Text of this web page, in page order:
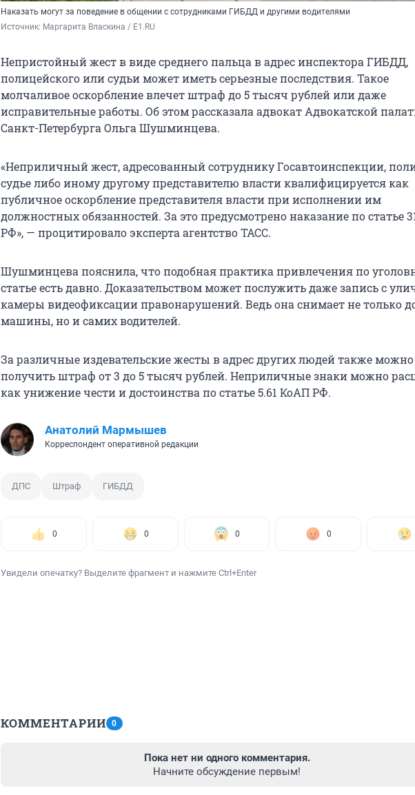
Наказать могут за поведение в общении с сотрудниками ГИБДД и другими водителями
Источник: Маргарита Власкина / E1.RU
Непристойный жест в виде среднего пальца в адрес инспектора ГИБДД,
полицейского или судьи может иметь серьезные последствия. Такое
молчаливое оскорбление влечет штраф до 5 тысяч рублей или даже
исправительные работы. Об этом рассказала адвокат Адвокатской
Санкт-Петербурга Ольга Шушминцева.
«Неприличный жест, адресованный сотруднику Госавтоинспекции,
судье либо иному другому представителю власти квалифицируется как
публичное оскорбление представителя власти при исполнении им
должностных обязанностей. За это предусмотрено наказание по статье
РФ», — процитировало эксперта агентство ТАСС.
Шушминцева пояснила, что подобная практика привлечения по
статье есть давно. Доказательством может послужить даже запись с
камеры видеофиксации правонарушений. Ведь она снимает не только
машины, но и самих водителей.
За различные издевательские жесты в адрес других людей также можно
получить штраф от 3 до 5 тысяч рублей. Неприличные знаки можно
как унижение чести и достоинства по статье 5.61 КоАП РФ.
Анатолий Мармышев
Корреспондент оперативной редакции
ДПС Штраф ГИБДД
0 0 0 0
Увидели опечатку? Выделите фрагмент и нажмите Ctrl+Enter
КОММЕНТАРИИ 0
Пока нет ни одного комментария.
Начните обсуждение первым!